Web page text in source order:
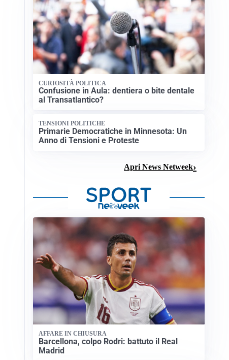
CURIOSITÀ POLITICA
Confusione in Aula: dentiera o bite dentale
al Transatlantico?
TENSIONI POLITICHE
Primarie Democratiche in Minnesota: Un
Anno di Tensioni e Proteste
Apri News Netweek
AFFARE IN CHIUSURA
Barcellona, colpo Rodri: battuto il Real
Madrid